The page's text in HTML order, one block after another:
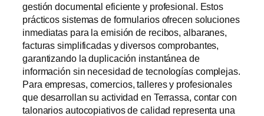
gestión documental eficiente y profesional. Estos
prácticos sistemas de formularios ofrecen soluciones
inmediatas para la emisión de recibos, albaranes,
facturas simplificadas y diversos comprobantes,
garantizando la duplicación instantánea de
información sin necesidad de tecnologías complejas.
Para empresas, comercios, talleres y profesionales
que desarrollan su actividad en Terrassa, contar con
talonarios autocopiativos de calidad representa una